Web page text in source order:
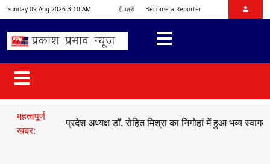
Sunday 09 Aug 2026 3:10 AM ई-पत्रों Become a Reporter
महत्वपूर्ण
खबर:
भाजयुमो प्रदेश अध्यक्ष डॉ. रोहित मिश्रा का निगोहां में हुआ भव्य स्वागत ●